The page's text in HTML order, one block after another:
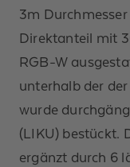
3m
Direktanteil mit
RGB-W
unterhalb der
wurde
(LIKU) bestückt.
ergänzt durch 6